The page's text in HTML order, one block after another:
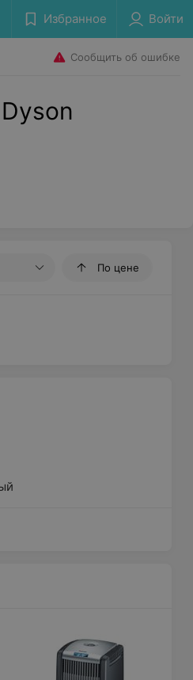
Избранное Войти
Сообщить об ошибке
По цене